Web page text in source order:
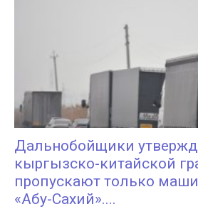
Дальнобойщики
кыргызско-китайской
пропускают только
«Абу-Сахий»....